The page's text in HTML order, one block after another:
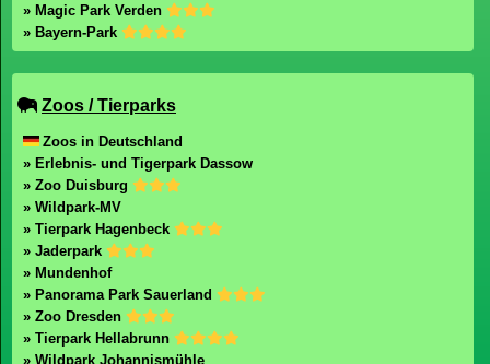
» Magic Park Verden
» Bayern-Park
Zoos / Tierparks
Zoos in Deutschland
» Erlebnis- und Tigerpark Dassow
» Zoo Duisburg
» Wildpark-MV
» Tierpark Hagenbeck
» Jaderpark
» Mundenhof
» Panorama Park Sauerland
» Zoo Dresden
» Tierpark Hellabrunn
» Wildpark Johannismühle